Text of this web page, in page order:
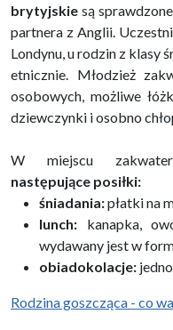
brytyjskie są
partnera z Anglii.
Londynu, u rodzin z klasy
etnicznie. Młodzież
osobowych, możliwe
dziewczynki i osobno
W miejscu
następujące posiłki:
śniadania:płatki na
lunch: kanapka,
wydawany jest w
obiadokolacje:
Rodzina goszcząca - co